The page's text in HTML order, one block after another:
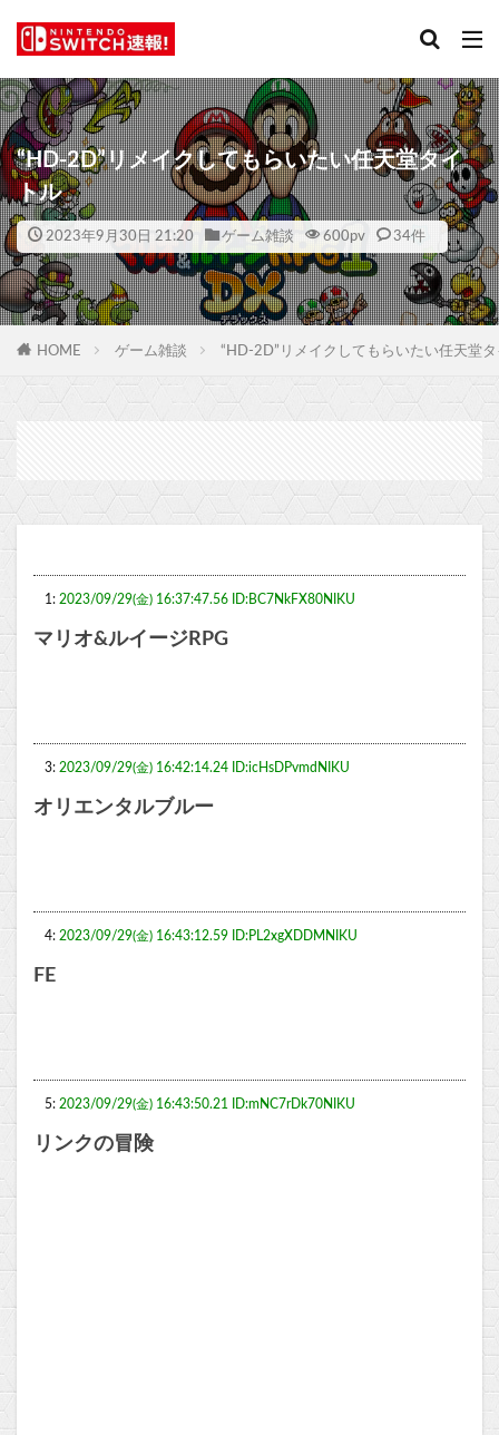
“HD-2D”リメイクしてもらいたい任天堂タイ
トル
2023年9月30日 21:20 ゲーム雑談 600pv 34件
HOME ゲーム雑談 “HD-2D”リメイクしてもらいたい任天堂
1: 2023/09/29(金) 16:37:47.56 ID:BC7NkFX80NIKU
マリオ&ルイージRPG
3: 2023/09/29(金) 16:42:14.24 ID:icHsDPvmdNIKU
オリエンタルブルー
4: 2023/09/29(金) 16:43:12.59 ID:PL2xgXDDMNIKU
FE
5: 2023/09/29(金) 16:43:50.21 ID:mNC7rDk70NIKU
リンクの冒険